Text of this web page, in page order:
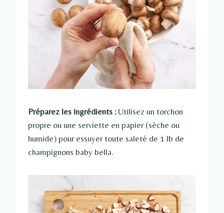
Préparez les ingrédients :Utilisez un torchon
propre ou une serviette en papier (sèche ou
humide) pour essuyer toute saleté de 1 lb de
champignons baby bella.